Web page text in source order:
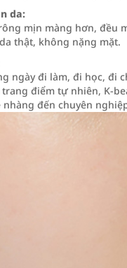
da:
mịn màng hơn, đều
thật, không nặng mặt.
ngày đi làm, đi học, đi
trang điểm tự nhiên, K-
đến chuyên